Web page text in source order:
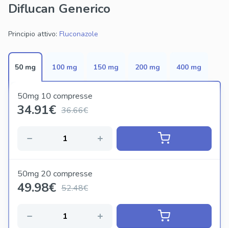
Diflucan Generico
Principio attivo: Fluconazole
50 mg 100 mg 150 mg 200 mg 400 mg
50mg 10 compresse
34.91€ 36.66€
50mg 20 compresse
49.98€ 52.48€